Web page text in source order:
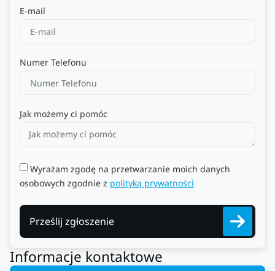
E-mail
Numer Telefonu
Jak możemy ci pomóc
Wyrażam zgodę na przetwarzanie moich danych
osobowych zgodnie z polityką prywatności
Prześlij zgłoszenie
Informacje kontaktowe